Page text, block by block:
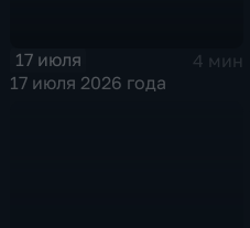
17 июля
4 мин
17 июля 2026 года